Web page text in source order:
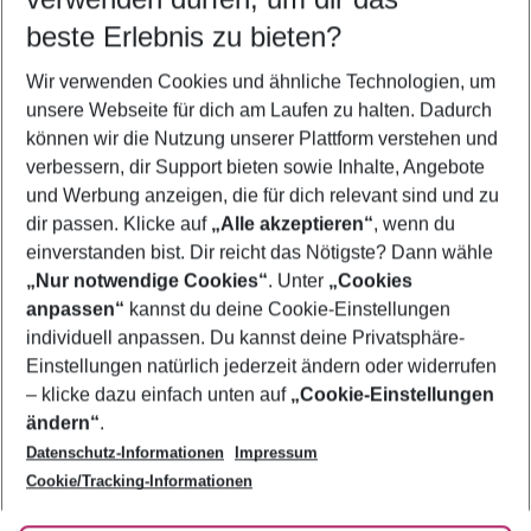
5-8 Nächte
2 Erwachsene Keine Kinder
Mehr Filter anzeigen
Footer
Footer navigation
Über uns
AGB
Bestpreisgarantie
Cookie-Einstellungen ändern
Cookie-Richtlinie
Agenturbetreuung
Barrierefreies Reisen
Folge uns
beste Erlebnis zu bieten?
Wir verwenden Cookies und ähnliche Technologien, um
unsere Webseite für dich am Laufen zu halten. Dadurch
können wir die Nutzung unserer Plattform verstehen und
verbessern, dir Support bieten sowie Inhalte, Angebote
und Werbung anzeigen, die für dich relevant sind und zu
dir passen. Klicke auf „Alle akzeptieren“, wenn du
einverstanden bist. Dir reicht das Nötigste? Dann wähle
„Nur notwendige Cookies“. Unter „Cookies
anpassen“ kannst du deine Cookie-Einstellungen
individuell anpassen. Du kannst deine Privatsphäre-
Einstellungen natürlich jederzeit ändern oder widerrufen
– klicke dazu einfach unten auf „Cookie-Einstellungen
ändern“.
Datenschutz-Informationen
Impressum
Cookie/Tracking-Informationen